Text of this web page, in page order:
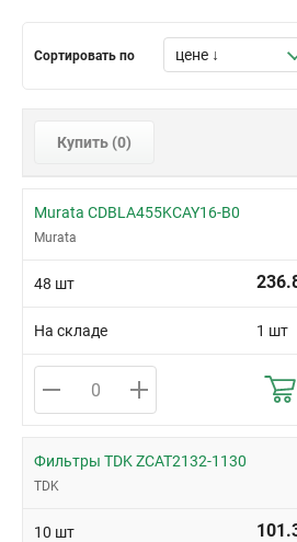
Сортировать по
Купить (0)
Murata CDBLA455KCAY16-B0
Murata
48 шт
На складе 1 шт
Фильтры TDK ZCAT2132-1130
TDK
10 шт